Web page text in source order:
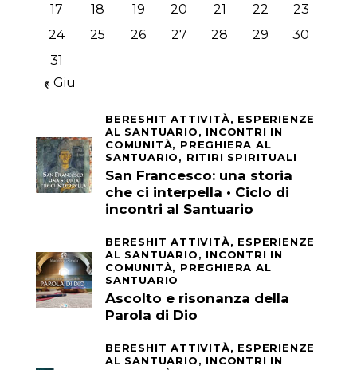
17
18 19 20 21 22
23
24
25 26 27 28 29
30
31
« Giu
BERESHIT ATTIVITÀ, ESPERIENZE
AL SANTUARIO, INCONTRI IN
COMUNITÀ, PREGHIERA AL
SANTUARIO, RITIRI SPIRITUALI
San Francesco: una storia
che ci interpella • Ciclo di
incontri al Santuario
BERESHIT ATTIVITÀ, ESPERIENZE
AL SANTUARIO, INCONTRI IN
COMUNITÀ, PREGHIERA AL
SANTUARIO
Ascolto e risonanza della
Parola di Dio
BERESHIT ATTIVITÀ, ESPERIENZE
AL SANTUARIO, INCONTRI IN